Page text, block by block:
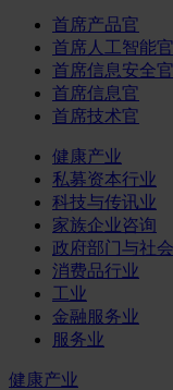
首席产品官
首席人工智能
首席信息安全官
首席信息官
首席技术官
健康产业
私募资本行业
科技与传讯业
家族企业咨询
政府部门与社
消费品行业
工业
金融服务业
服务业
健康产业